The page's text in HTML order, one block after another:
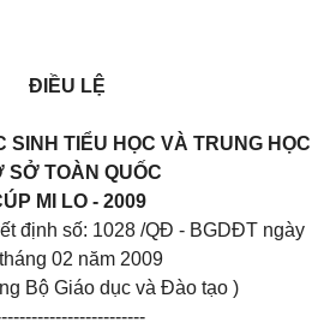
ĐIỀU LỆ
SINH TIỂU HỌC VÀ TRUNG HỌC
SỞ TOÀN QUỐC
MI LO - 2009
định số: 1028 /QĐ - BGDĐT ngày
02 năm 2009
Bộ Giáo dục và Đào tạo )